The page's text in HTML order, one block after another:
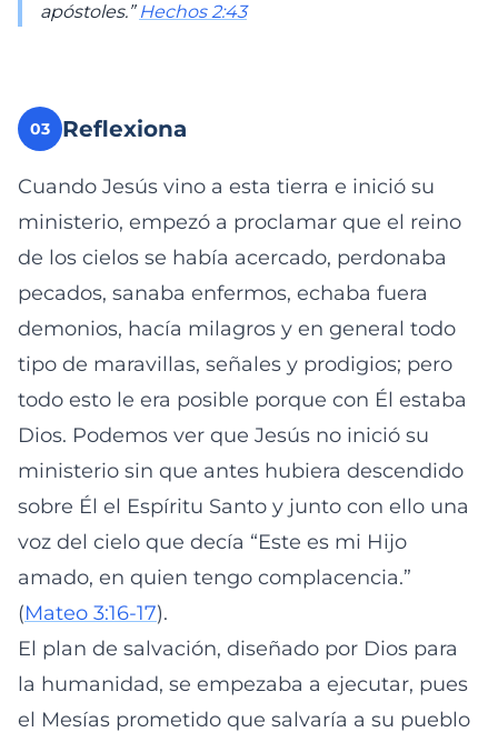
apóstoles.” Hechos 2:43
03 Reflexiona
Cuando Jesús vino a esta tierra e inició su
ministerio, empezó a proclamar que el reino
de los cielos se había acercado, perdonaba
pecados, sanaba enfermos, echaba fuera
demonios, hacía milagros y en general todo
tipo de maravillas, señales y prodigios; pero
todo esto le era posible porque con Él estaba
Dios. Podemos ver que Jesús no inició su
ministerio sin que antes hubiera descendido
sobre Él el Espíritu Santo y junto con ello una
voz del cielo que decía “Este es mi Hijo
amado, en quien tengo complacencia.”
(Mateo 3:16-17).
El plan de salvación, diseñado por Dios para
la humanidad, se empezaba a ejecutar, pues
el Mesías prometido que salvaría a su pueblo